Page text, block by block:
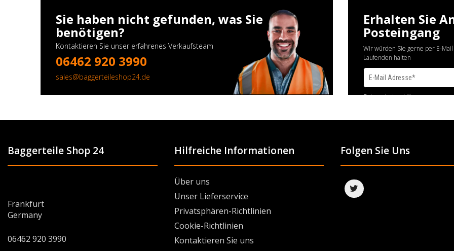
Sie haben nicht gefunden, was Sie
benötigen?
Kontaktieren Sie unser erfahrenes Verkaufsteam
06462 920 3990
sales@baggerteileshop24.de
Erhalten Sie
Posteingang
Wir würden Sie gerne per E-
Laufenden halten
Datenschutzerklärung
Baggerteile Shop 24
Frankfurt
Germany
06462 920 3990
Hilfreiche Informationen
Über uns
Unser Lieferservice
Privatsphären-Richtlinien
Cookie-Richtlinien
Kontaktieren Sie uns
Folgen Sie Uns